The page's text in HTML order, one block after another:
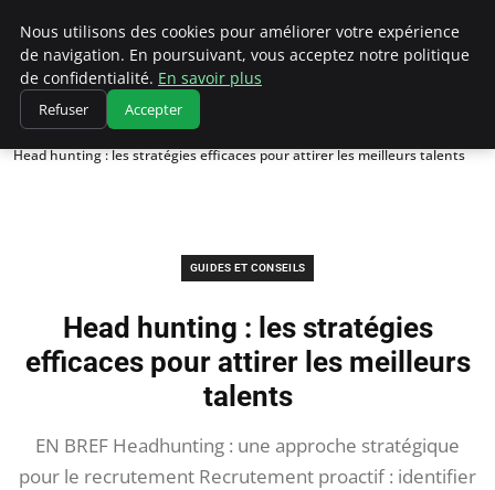
Chasseur De Tête
Accueil
Guides et Conseils
Head hunting : les stratégies efficaces pour attirer les meilleurs talents
GUIDES ET CONSEILS
Head hunting : les stratégies
efficaces pour attirer les meilleurs
talents
EN BREF Headhunting : une approche stratégique
pour le recrutement Recrutement proactif : identifier
Nous utilisons des cookies pour améliorer votre expérience
de navigation. En poursuivant, vous acceptez notre politique
de confidentialité. En savoir plus
Refuser Accepter